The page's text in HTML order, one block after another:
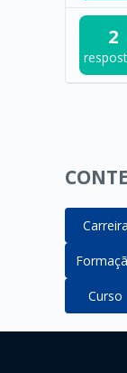
2
Carreira
Curso